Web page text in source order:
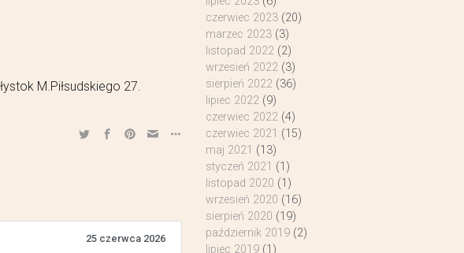
M.Piłsudskiego 27.
25 czerwca 2026
czerwiec 2023(20)
marzec 2023(3)
listopad 2022(2)
wrzesień 2022(3)
sierpień 2022(36)
lipiec 2022(9)
czerwiec 2022(4)
czerwiec 2021 (15)
maj 2021 (13)
styczeń 2021 (1)
listopad 2020 (1)
wrzesień 2020 (16)
sierpień 2020 (19)
październik 2019(2)
lipiec 2019(1)